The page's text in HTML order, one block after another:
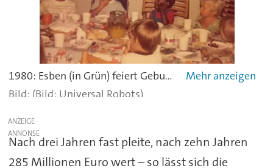
1980: Esben (in Grün) feiert Geburtstag auf den Philippinen, wo er damals mit seinen Eltern lebte. Zu dieser Zeit konsturierte er bereits selbstständig ein Roboterauto aus Lego. -
(Bild: Universal Robots)
ANZEIGE
Nach drei Jahren fast pleite, nach zehn Jahren
285 Millionen Euro wert – so lässt sich die